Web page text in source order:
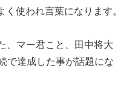
使われ言葉になります。
、マー君こと、田中将大
で達成した事が話題にな